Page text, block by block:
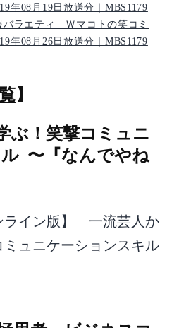
年08月19日放送分｜MBS1179
ラエティ Ｗマコトの笑コミ
年08月26日放送分｜MBS1179
】
ぶ！笑撃コミュニ
〜『なんでやね
ライン版】 一流芸人か
ミュニケーションスキル